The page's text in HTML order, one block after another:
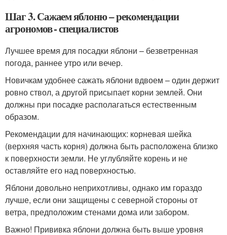
Шаг 3. Сажаем яблоню – рекомендации
агрономов - специалистов
Лучшее время для посадки яблони – безветренная
погода, раннее утро или вечер.
Новичкам удобнее сажать яблони вдвоем – один держит
ровно ствол, а другой присыпает корни землей. Они
должны при посадке располагаться естественным
образом.
Рекомендации для начинающих: корневая шейка
(верхняя часть корня) должна быть расположена близко
к поверхности земли. Не углубляйте корень и не
оставляйте его над поверхностью.
Яблони довольно неприхотливы, однако им гораздо
лучше, если они защищены с северной стороны от
ветра, предположим стенами дома или забором.
Важно! Прививка яблони должна быть выше уровня